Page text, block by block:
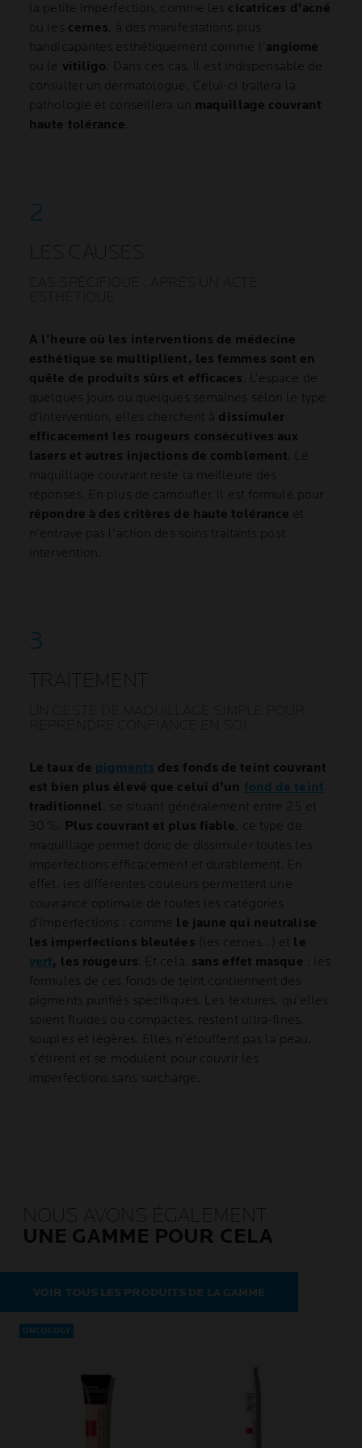
la petite imperfection, comme les cicatrices d’acné
ou les cernes , à des manifestations plus
handicapantes esthétiquement comme l’angiome
ou le vitiligo . Dans ces cas, il est indispensable de
consulter un dermatologue. Celui-ci traitera la
pathologie et conseillera un maquillage couvrant
haute tolérance
LES CAUSES
A l’heure où les interventions de médecine
esthétique se multiplient, les femmes sont en
quête de produits sûrs et efficaces . L’espace de
quelques jours ou quelques semaines selon le type
d’intervention, elles cherchent à dissimuler
efficacement les rougeurs consécutives aux
lasers et autres injections de comblement . Le
maquillage couvrant reste la meilleure des
réponses. En plus de camoufler, il est formulé pour
répondre à des critères de haute tolérance et
n’entrave pas l’action des soins traitants post
intervention.
TRAITEMENT
Le taux de pigments des fonds de teint couvrant
est bien plus élevé que celui d’un fond de teint
traditionnel , se situant généralement entre 25 et
30 %.
Plus couvrant et plus fiable , ce type de
maquillage permet donc de dissimuler toutes les
imperfections efficacement et durablement. En
effet, les différentes couleurs permettent une
couvrance optimale de toutes les catégories
d’imperfections : comme le jaune qui neutralise
les imperfections bleutées (les cernes…) et le
vert, les rougeurs . Et cela, sans effet masque : les
formules de ces fonds de teint contiennent des
pigments purifiés spécifiques. Les textures, qu’elles
soient fluides ou compactes, restent ultra-fines,
souples et légères. Elles n’étouffent pas la peau,
s’étirent et se modulent pour couvrir les
imperfections sans surcharge.
NOUS AVONS ÉGALEMENT
UNE GAMME POUR CELA
VOIR TOUS LES PRODUITS DE LA GAMME
ONCOLOGY